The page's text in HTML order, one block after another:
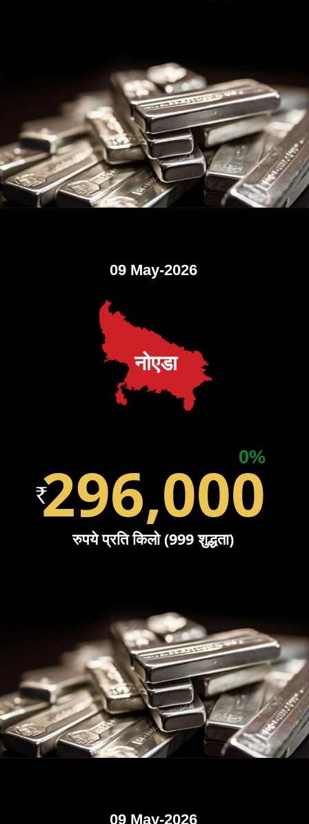
0%
296,000
09 May-2026
रुपये प्रति किलो (999 शुद्धता)
नोएडा
09 May-2026